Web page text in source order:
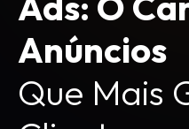
Anúncios
Que Mais